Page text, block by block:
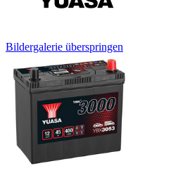
Bildergalerie überspringen